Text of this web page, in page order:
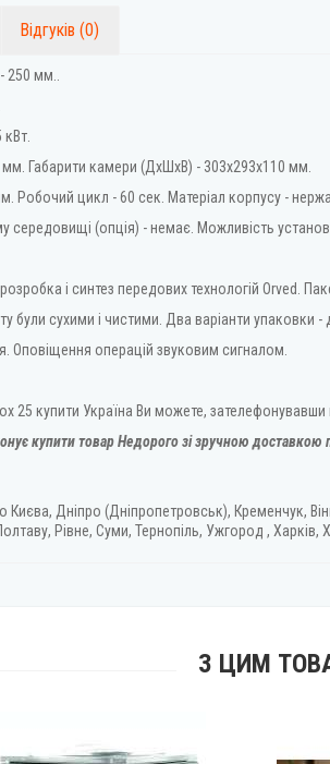
Відгуків (0)
мм..
Габарити камери (ДхШхВ) - 303х293х110 мм.
Робочий цикл - 60 сек. Матеріал корпусу -
середовищі (опція) - немає. Можливість
і синтез передових технологій Orved.
були сухими і чистими. Два варіанти упаковки -
Оповіщення операцій звуковим сигналом.
25 купити Україна Ви можете,
купити товарНедорого зі зручною доставкою
Києва, Дніпро (Дніпропетровськ), Кременчук,
Рівне, Суми, Тернопіль, Ужгород , Харків,
З ЦИМ